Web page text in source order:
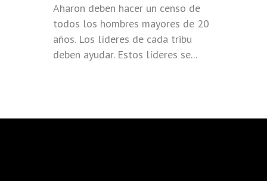
Aharon deben hacer un censo de
todos los hombres mayores de 20
años. Los líderes de cada tribu
deben ayudar. Estos líderes se...